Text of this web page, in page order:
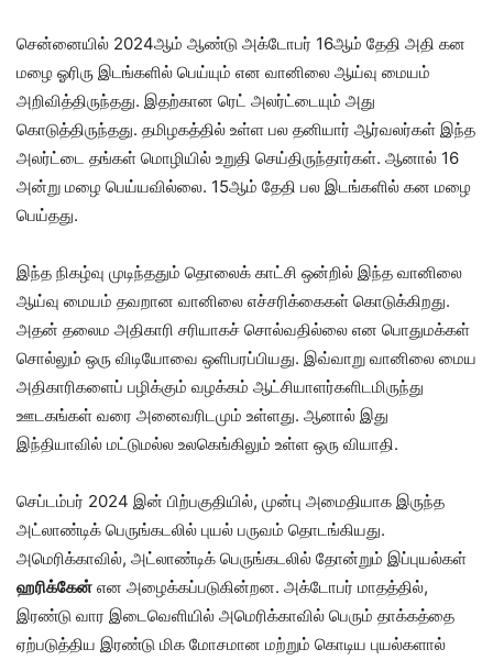
சென்னையில் 2024ஆம் ஆண்டு அக்டோபர் 16ஆம் தேதி அதி கன
மழை ஓரிரு இடங்களில் பெய்யும் என வானிலை ஆய்வு மையம்
அறிவித்திருந்தது. இதற்கான ரெட் அலர்ட்டையும் அது
கொடுத்திருந்தது. தமிழகத்தில் உள்ள பல தனியார் ஆர்வலர்கள் இந்த
அலர்ட்டை தங்கள் மொழியில் உறுதி செய்திருந்தார்கள். ஆனால் 16
அன்று மழை பெய்யவில்லை. 15ஆம் தேதி பல இடங்களில் கன மழை
பெய்தது.
இந்த நிகழ்வு முடிந்ததும் தொலைக் காட்சி ஒன்றில் இந்த வானிலை
ஆய்வு மையம் தவறான வானிலை எச்சரிக்கைகள் கொடுக்கிறது.
அதன் தலைம அதிகாரி சரியாகச் சொல்வதில்லை என பொதுமக்கள்
சொல்லும் ஒரு விடியோவை ஒளிபரப்பியது. இவ்வாறு வானிலை மைய
அதிகாரிகளைப் பழிக்கும் வழக்கம் ஆட்சியாளர்களிடமிருந்து
ஊடகங்கள் வரை அனைவரிடமும் உள்ளது. ஆனால் இது
இந்தியாவில் மட்டுமல்ல உலகெங்கிலும் உள்ள ஒரு வியாதி.
செப்டம்பர் 2024 இன் பிற்பகுதியில், முன்பு அமைதியாக இருந்த
அட்லாண்டிக் பெருங்கடலில் புயல் பருவம் தொடங்கியது.
அமெரிக்காவில், அட்லாண்டிக் பெருங்கடலில் தோன்றும் இப்புயல்கள்
ஹரிக்கேன் என அழைக்கப்படுகின்றன. அக்டோபர் மாதத்தில்,
இரண்டு வார இடைவெளியில் அமெரிக்காவில் பெரும் தாக்கத்தை
ஏற்படுத்திய இரண்டு மிக மோசமான மற்றும் கொடிய புயல்களால்